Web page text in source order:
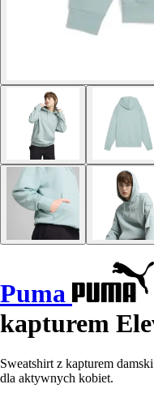
Puma
kapturem
Sweatshirt z kapturem
dla aktywnych kobiet.